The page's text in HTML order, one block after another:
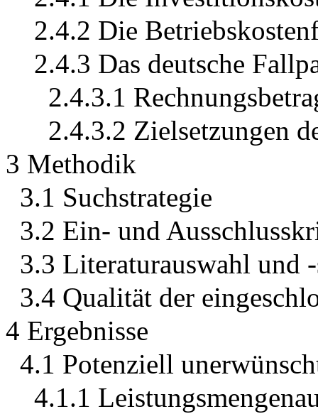
2.4.2 Die
2.4.3 Das deutsche
2.4.3.1
2.4.3.2 Zielsetzungen
3 Methodik
3.1 Suchstrategie
3.2 Ein- und
3.3 Literaturauswahl und
3.4 Qualität der
4 Ergebnisse
4.1 Potenziell
4.1.1